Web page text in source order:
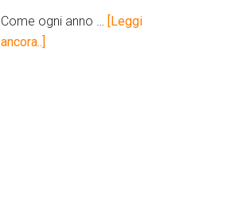
Come ogni anno …
[Leggi
ancora..]